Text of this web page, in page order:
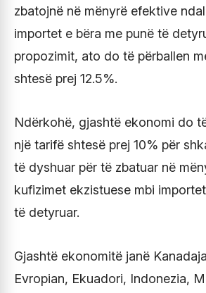
zbatojnë në mënyrë efektive
importet e bëra me punë të
propozimit, ato do të përballen
shtesë prej 12.5%.
Ndërkohë, gjashtë ekonomi do
një tarifë shtesë prej 10% për
të dyshuar për të zbatuar në
kufizimet ekzistuese mbi
të detyruar.
Gjashtë ekonomitë janë
Evropian, Ekuadori, Indonezia,